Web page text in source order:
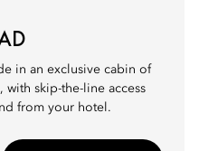
in an exclusive cabin of
with skip-the-line access
from your hotel.